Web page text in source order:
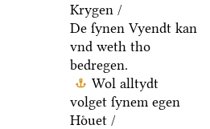
Krygen /
De ſynen Vyendt kan
vnd weth tho
bedregen.
Wol alltydt
volget ſynem egen
Hoͤuet /